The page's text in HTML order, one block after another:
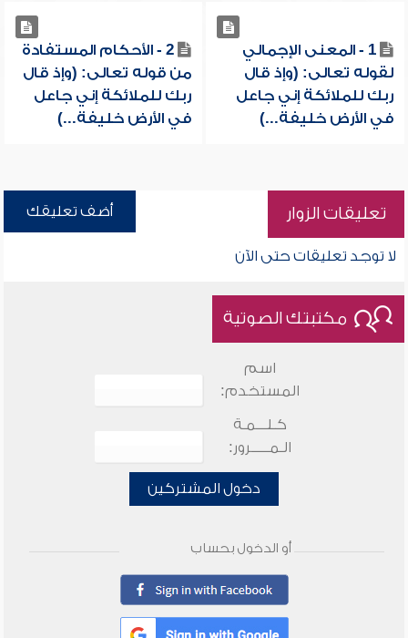
1 - المعنى الإجمالي
لقوله تعالى: (وإذ قال
ربك للملائكة إني جاعل
في الأرض خليفة...)
2 - الأحكام المستفادة
من قوله تعالى: (وإذ قال
ربك للملائكة إني جاعل
في الأرض خليفة...)
تعليقات الزوار أضف تعليقك
لا توجد تعليقات حتى الآن
مكتبتك الصوتية
اسم
المستخدم:
كـلـــمـة
الـمـــــرور:
دخول المشتركين
أو الدخول بحساب